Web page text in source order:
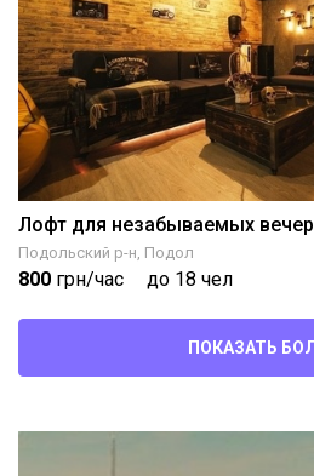
Лофт для незабываемых
Подольский р-н, Подол
800 грн/час до 18 чел
ПОКАЗАТЬ